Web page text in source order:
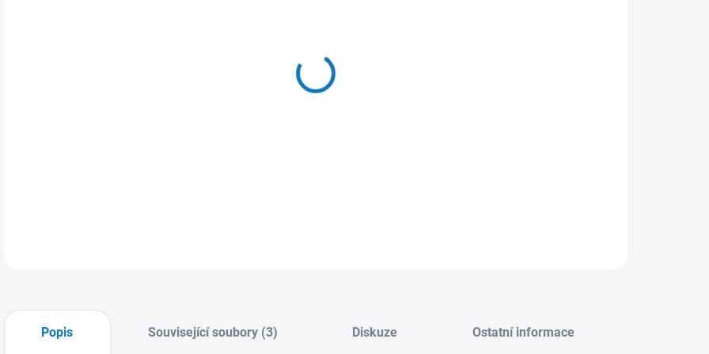
Popis Související soubory (3) Diskuze Ostatní informace